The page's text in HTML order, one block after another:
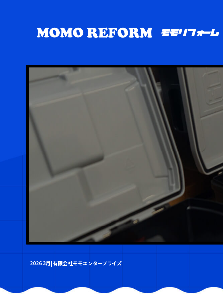
2026 3月|有限会社モモエンタープライズ